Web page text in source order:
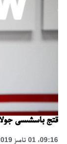
قتج باسشىسى
09:16، 01 تامىز 2019